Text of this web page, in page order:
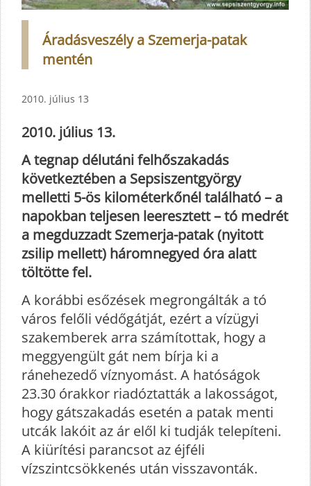
Áradásveszély a Szemerja-patak
mentén
2010. július 13
2010. július 13.
A tegnap délutáni felhőszakadás
következtében a Sepsiszentgyörgy
melletti 5-ös kilométerkőnél található – a
napokban teljesen leeresztett – tó medrét
a megduzzadt Szemerja-patak (nyitott
zsilip mellett) háromnegyed óra alatt
töltötte fel.
A korábbi esőzések megrongálták a tó
város felőli védőgátját, ezért a vízügyi
szakemberek arra számítottak, hogy a
meggyengült gát nem bírja ki a
ránehezedő víznyomást. A hatóságok
23.30 órakkor riadóztatták a lakosságot,
hogy gátszakadás esetén a patak menti
utcák lakóit az ár elől ki tudják telepíteni.
A kiürítési parancsot az éjféli
vízszintcsökkenés után visszavonták.